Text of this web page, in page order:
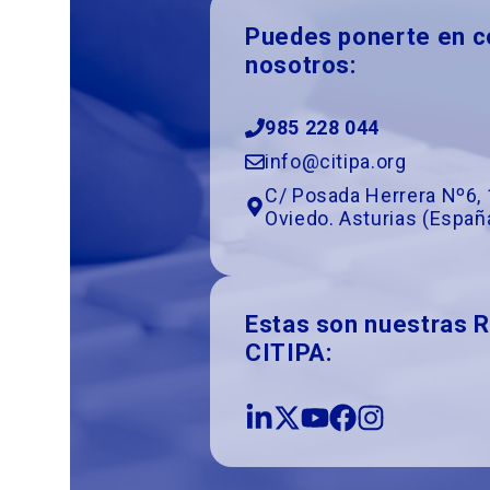
Puedes ponerte en
nosotros:
985 228 044
info@citipa.org
C/ Posada Herrera Nº6,
Oviedo. Asturias
Estas son nuestras
CITIPA: